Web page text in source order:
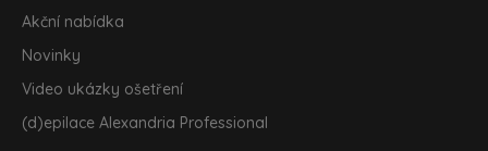
Akční nabídka
Novinky
Video ukázky ošetření
(d)epilace Alexandria Professional